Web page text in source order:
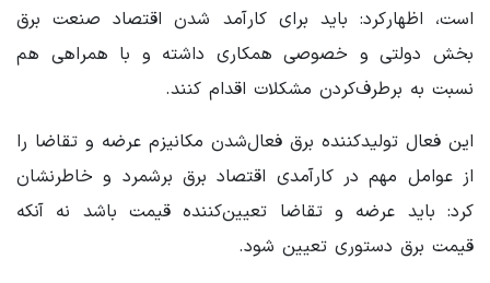
است، اظهارکرد: باید برای کارآمد شدن اقتصاد صنعت برق
بخش دولتی و خصوصی همکاری داشته و با همراهی هم
نسبت به برطرف‌کردن مشکلات اقدام کنند.
این فعال تولیدکننده برق فعال‌شدن مکانیزم عرضه و تقاضا را
از عوامل مهم در کارآمدی اقتصاد برق برشمرد و خاطرنشان
کرد: باید عرضه و تقاضا تعیین‌کننده قیمت باشد نه آنکه
قیمت برق دستوری تعیین شود.